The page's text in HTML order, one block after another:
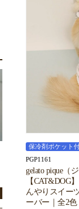
保冷剤ポケット
PGP1161
gelato pique（
【CAT&DOG
んやりスイー
ーバー｜全2色